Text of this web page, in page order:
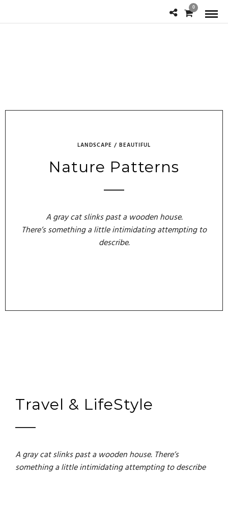
0
LANDSCAPE / BEAUTIFUL
Nature Patterns
A gray cat slinks past a wooden house.
There’s something a little intimidating attempting to
describe.
Travel & LifeStyle
A gray cat slinks past a wooden house. There’s
something a little intimidating attempting to describe